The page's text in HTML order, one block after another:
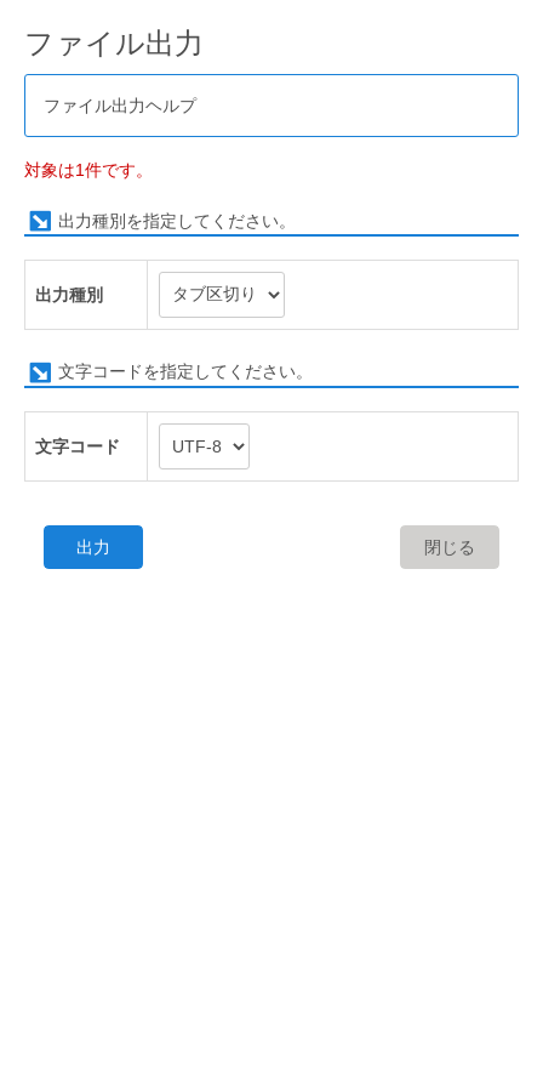
ファイル出力
ファイル出力ヘルプ
対象は1件です。
出力種別を指定してください。
出力種別
文字コードを指定してください。
文字コード